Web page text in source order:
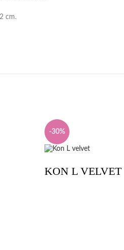
cm.
-30%
KON L VELVET